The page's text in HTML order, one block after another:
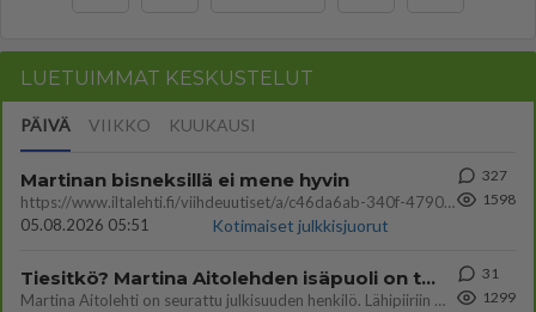
LUETUIMMAT KESKUSTELUT
PÄIVÄ VIIKKO KUUKAUSI
Martinan bisneksillä ei mene hyvin
https://www.iltalehti.fi/viihdeuutiset/a/c46da6ab-340f-4790-aaa7-0865eed2336 Yrityksen konkurssihakemus on tullut kärä
05.08.2026 05:51
Kotimaiset julkkisjuorut
327
1598
Tiesitkö? Martina Aitolehden isäpuoli on tämä suosittu laulaja
Martina Aitolehti on seurattu julkisuuden henkilö. Lähipiiriin mahtuu muitakin tunnettuja henkilöitä. Tiesitkö, että Ma
31
1299